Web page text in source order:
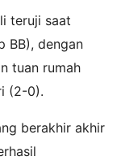
teruji saat
BB), dengan
tuan rumah
(2-0).
berakhir akhir